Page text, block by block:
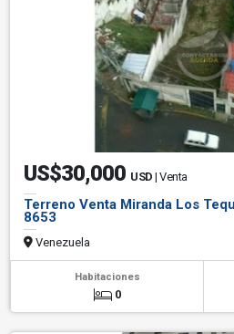
US$30,000 USD | Venta
Terreno Venta Miranda Los
8653
Venezuela
Habitaciones
0